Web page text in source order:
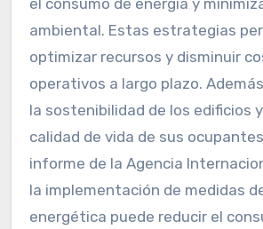
el consumo de energía y
ambiental. Estas estrategias
optimizar recursos y disminuir
operativos a largo plazo.
la sostenibilidad de los edificios
calidad de vida de sus
informe de la Agencia
la implementación de medidas
energética puede reducir el